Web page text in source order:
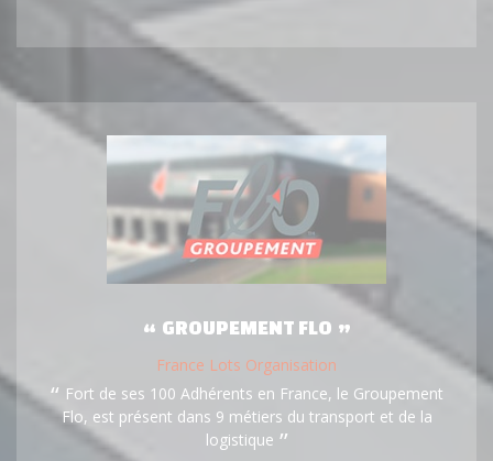
GROUPEMENT FLO
France Lots Organisation
Fort de ses 100 Adhérents en France, le Groupement
Flo, est présent dans 9 métiers du transport et de la
logistique